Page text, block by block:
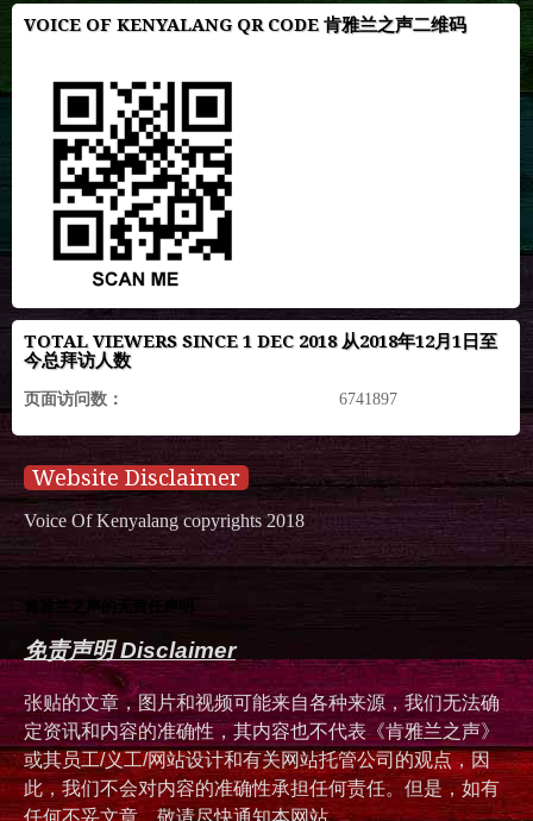
VOICE OF KENYALANG QR CODE 肯雅兰之声二维码
TOTAL VIEWERS SINCE 1 DEC 2018 从2018年12月1日至
今总拜访人数
页面访问数： 6741897
Website Disclaimer
Voice Of Kenyalang copyrights 2018
肯雅兰之声的无责任声明
免责声明 Disclaimer
张贴的文章，图片和视频可能来自各种来源，我们无法确
定资讯和内容的准确性，其内容也不代表《肯雅兰之声》
或其员工/义工/网站设计和有关网站托管公司的观点，因
此，我们不会对内容的准确性承担任何责任。但是，如有
任何不妥文章，敬请尽快通知本网站